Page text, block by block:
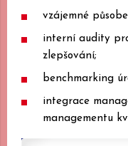
vzájemné
interní audity
zlepšování;
benchmarking
integrace
managementu